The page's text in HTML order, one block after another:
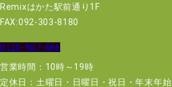
Remixはかた駅前通り1F
FAX:092-303-8180
0120-907-486
営業時間：10時～19時
定休日：土曜日・日曜日・祝日・年末年始